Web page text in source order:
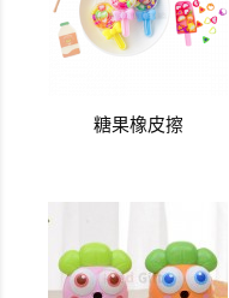
糖果橡皮擦